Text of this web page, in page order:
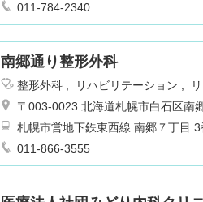
011-784-2340
南郷通り整形外科
整形外科 リハビリテーション
〒003-0023 北海道札幌市白石区南
札幌市営地下鉄東西線 南郷７丁目
011-866-3555